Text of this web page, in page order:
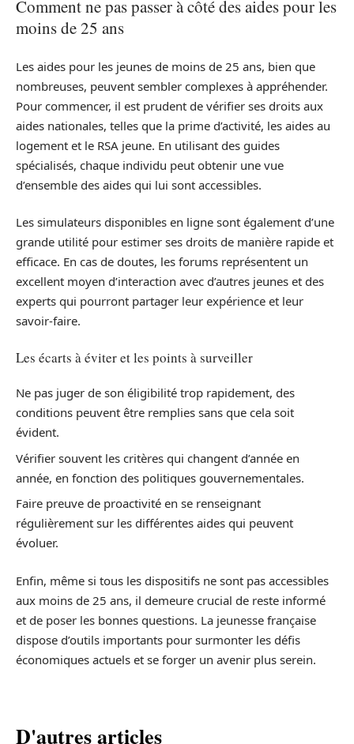
Comment ne pas passer à côté des aides pour les
moins de 25 ans
Les aides pour les jeunes de moins de 25 ans, bien que
nombreuses, peuvent sembler complexes à appréhender.
Pour commencer, il est prudent de vérifier ses droits aux
aides nationales, telles que la prime d’activité, les aides au
logement et le RSA jeune. En utilisant des guides
spécialisés, chaque individu peut obtenir une vue
d’ensemble des aides qui lui sont accessibles.
Les simulateurs disponibles en ligne sont également d’une
grande utilité pour estimer ses droits de manière rapide et
efficace. En cas de doutes, les forums représentent un
excellent moyen d’interaction avec d’autres jeunes et des
experts qui pourront partager leur expérience et leur
savoir-faire.
Les écarts à éviter et les points à surveiller
Ne pas juger de son éligibilité trop rapidement, des
conditions peuvent être remplies sans que cela soit
évident.
Vérifier souvent les critères qui changent d’année en
année, en fonction des politiques gouvernementales.
Faire preuve de proactivité en se renseignant
régulièrement sur les différentes aides qui peuvent
évoluer.
Enfin, même si tous les dispositifs ne sont pas accessibles
aux moins de 25 ans, il demeure crucial de reste informé
et de poser les bonnes questions. La jeunesse française
dispose d’outils importants pour surmonter les défis
économiques actuels et se forger un avenir plus serein.
D'autres articles